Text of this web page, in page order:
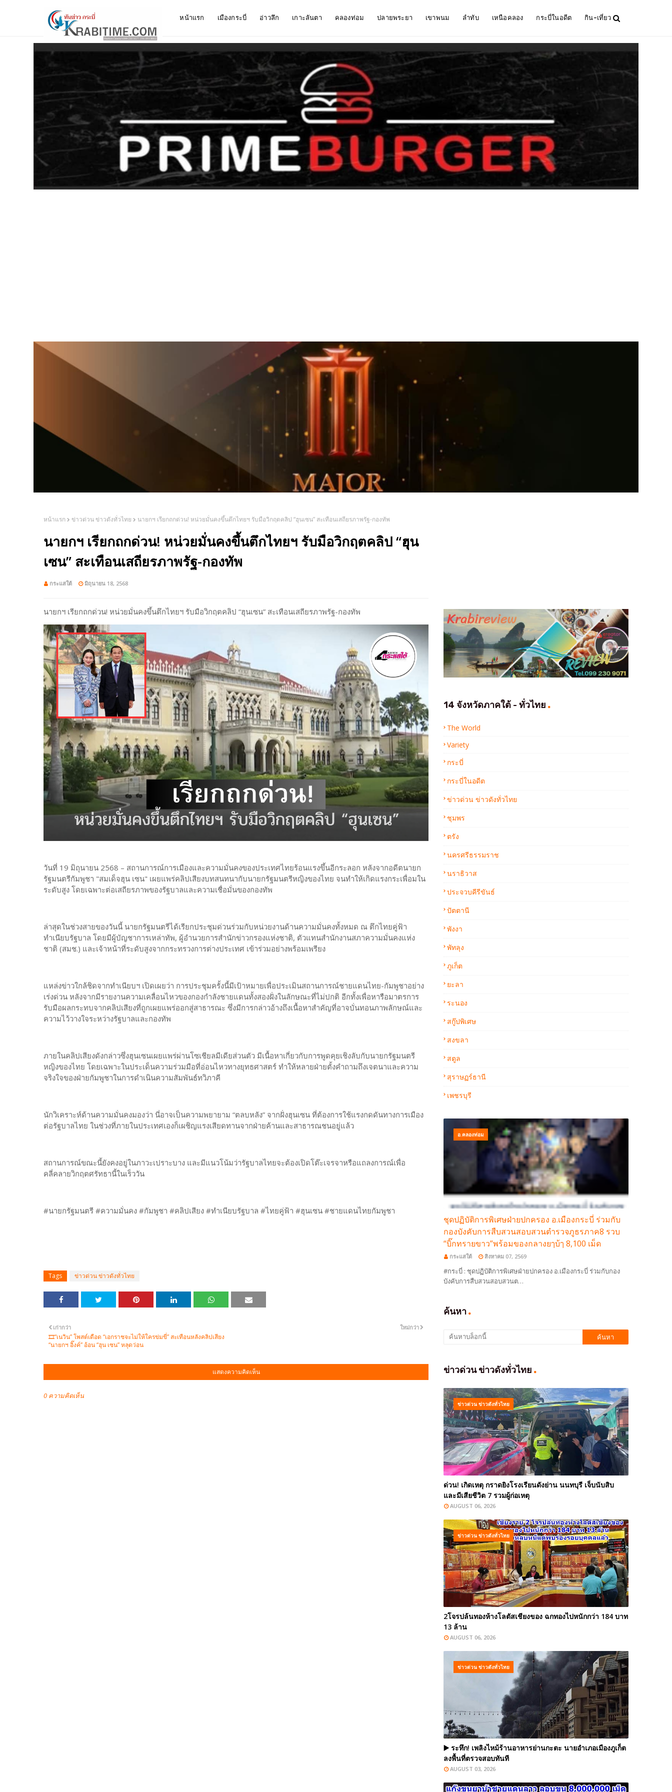
หน้าแรก เมืองกระบี่ อ่าวลึก เกาะลันตา คลองท่อม ปลายพระยา เขาพนม ลำทับ เหนือคลอง กระบี่ในอดีต กิน-เที่ยว
หน้าแรก ข่าวด่วน ข่าวดังทั่วไทย นายกฯ เรียกถกด่วน! หน่วยมั่นคงขึ้นตึกไทยฯ รับมือวิกฤตคลิป “ฮุนเซน” สะเทือนเสถียรภาพรัฐ-กองทัพ
นายกฯ เรียกถกด่วน! หน่วยมั่นคงขึ้นตึกไทยฯ รับมือวิกฤตคลิป “ฮุน
เซน” สะเทือนเสถียรภาพรัฐ-กองทัพ
กระแสใต้ มิถุนายน 18, 2568
นายกฯ เรียกถกด่วน! หน่วยมั่นคงขึ้นตึกไทยฯ รับมือวิกฤตคลิป “ฮุนเซน” สะเทือนเสถียรภาพรัฐ-กองทัพ
วันที่ 19 มิถุนายน 2568 – สถานการณ์การเมืองและความมั่นคงของประเทศไทยร้อนแรงขึ้นอีกระลอก หลังจากอดีตนายก
รัฐมนตรีกัมพูชา "สมเด็จฮุน เซน" เผยแพร่คลิปเสียงบทสนทนากับนายกรัฐมนตรีหญิงของไทย จนทำให้เกิดแรงกระเพื่อมใน
ระดับสูง โดยเฉพาะต่อเสถียรภาพของรัฐบาลและความเชื่อมั่นของกองทัพ
ล่าสุดในช่วงสายของวันนี้ นายกรัฐมนตรีได้เรียกประชุมด่วนร่วมกับหน่วยงานด้านความมั่นคงทั้งหมด ณ ตึกไทยคู่ฟ้า
ทำเนียบรัฐบาล โดยมีผู้บัญชาการเหล่าทัพ, ผู้อำนวยการสำนักข่าวกรองแห่งชาติ, ตัวแทนสำนักงานสภาความมั่นคงแห่ง
ชาติ (สมช.) และเจ้าหน้าที่ระดับสูงจากกระทรวงการต่างประเทศ เข้าร่วมอย่างพร้อมเพรียง
แหล่งข่าวใกล้ชิดจากทำเนียบฯ เปิดเผยว่า การประชุมครั้งนี้มีเป้าหมายเพื่อประเมินสถานการณ์ชายแดนไทย-กัมพูชาอย่าง
เร่งด่วน หลังจากมีรายงานความเคลื่อนไหวของกองกำลังชายแดนทั้งสองฝั่งในลักษณะที่ไม่ปกติ อีกทั้งเพื่อหารือมาตรการ
รับมือผลกระทบจากคลิปเสียงที่ถูกเผยแพร่ออกสู่สาธารณะ ซึ่งมีการกล่าวอ้างถึงเนื้อหาสำคัญที่อาจบั่นทอนภาพลักษณ์และ
ความไว้วางใจระหว่างรัฐบาลและกองทัพ
ภายในคลิปเสียงดังกล่าวซึ่งฮุนเซนเผยแพร่ผ่านโซเชียลมีเดียส่วนตัว มีเนื้อหาเกี่ยวกับการพูดคุยเชิงลับกับนายกรัฐมนตรี
หญิงของไทย โดยเฉพาะในประเด็นความร่วมมือที่อ่อนไหวทางยุทธศาสตร์ ทำให้หลายฝ่ายตั้งคำถามถึงเจตนาและความ
จริงใจของฝ่ายกัมพูชาในการดำเนินความสัมพันธ์ทวิภาคี
นักวิเคราะห์ด้านความมั่นคงมองว่า นี่อาจเป็นความพยายาม “ตลบหลัง” จากฝั่งฮุนเซน ที่ต้องการใช้แรงกดดันทางการเมือง
ต่อรัฐบาลไทย ในช่วงที่ภายในประเทศเองก็เผชิญแรงเสียดทานจากฝ่ายค้านและสาธารณชนอยู่แล้ว
สถานการณ์ขณะนี้ยังคงอยู่ในภาวะเปราะบาง และมีแนวโน้มว่ารัฐบาลไทยจะต้องเปิดโต๊ะเจรจาหรือแถลงการณ์เพื่อ
คลี่คลายวิกฤตศรัทธานี้ในเร็ววัน
#นายกรัฐมนตรี #ความมั่นคง #กัมพูชา #คลิปเสียง #ทำเนียบรัฐบาล #ไทยคู่ฟ้า #ฮุนเซน #ชายแดนไทยกัมพูชา
Tags ข่าวด่วน ข่าวดังทั่วไทย
ใหม่กว่า
เก่ากว่า
🎞“เนวิน” โพสต์เดือด “เอกราชจะไม่ให้ใครข่มขี่” สะเทือนหลังคลิปเสียง
“นายกฯ อิ๊งค์” อ้อน “ฮุน เซน” หลุดว่อน
แสดงความคิดเห็น
0 ความคิดเห็น
14 จังหวัดภาคใต้ - ทั่วไทย
The World
Variety
กระบี่
กระบี่ในอดีต
ข่าวด่วน ข่าวดังทั่วไทย
ชุมพร
ตรัง
นครศรีธรรมราช
นราธิวาส
ประจวบคีรีขันธ์
ปัตตานี
พังงา
พัทลุง
ภูเก็ต
ยะลา
ระนอง
สกู๊ปพิเศษ
สงขลา
สตูล
สุราษฏร์ธานี
เพชรบุรี
อ.คลองท่อม
ชุดปฏิบัติการพิเศษฝ่ายปกครอง อ.เมืองกระบี่ ร่วมกับ
กองบังคับการสืบสวนสอบสวนตำรวจภูธรภาค8 รวบ
“บิ๊กทรายขาว”พร้อมของกลางยๅบ้ๅ 8,100 เม็ด
กระแสใต้ สิงหาคม 07, 2569
#กระบี่ : ชุดปฏิบัติการพิเศษฝ่ายปกครอง อ.เมืองกระบี่ ร่วมกับกอง
บังคับการสืบสวนสอบสวนต…
ค้นหา
ข่าวด่วน ข่าวดังทั่วไทย
ข่าวด่วน ข่าวดังทั่วไทย
ด่วน! เกิดเหตุ กราดยิงโรงเรียนดังย่าน นนทบุรี เจ็บนับสิบ
และมีเสียชีวิต 7 รวมผู้ก่อเหตุ
AUGUST 06, 2026
ข่าวด่วน ข่าวดังทั่วไทย
2โจรปล้นทองห้างโลตัสเชียงของ ฉกทองไปหนักกว่า 184 บาท
13 ล้าน
AUGUST 06, 2026
ข่าวด่วน ข่าวดังทั่วไทย
▶️ ระทึก! เพลิงไหม้ร้านอาหารย่านกะตะ นายอำเภอเมืองภูเก็ต
ลงพื้นที่ตรวจสอบทันที
AUGUST 03, 2026